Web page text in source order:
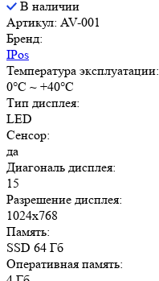
В наличии
Артикул: AV-001
Бренд:
IPos
Температура эксплуатации:
0°C ~ +40°C
Тип дисплея:
LED
Сенсор:
да
Диагональ дисплея:
15
Разрешение дисплея:
1024x768
Память:
SSD 64 Гб
Оперативная память: